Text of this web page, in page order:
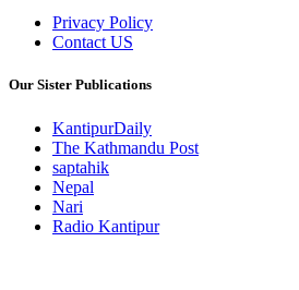
Privacy Policy
Contact US
Our Sister Publications
KantipurDaily
The Kathmandu Post
saptahik
Nepal
Nari
Radio Kantipur